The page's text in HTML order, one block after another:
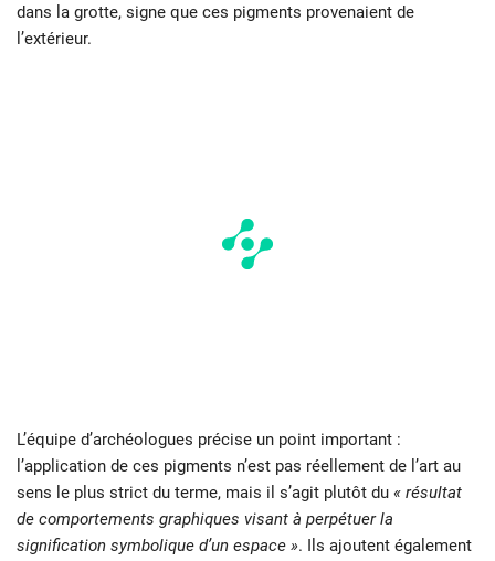
dans la grotte, signe que ces pigments provenaient de
l’extérieur.
L’équipe d’archéologues précise un point important :
l’application de ces pigments n’est pas réellement de l’art au
sens le plus strict du terme, mais il s’agit plutôt du « résultat
de comportements graphiques visant à perpétuer la
signification symbolique d’un espace ». Ils ajoutent également